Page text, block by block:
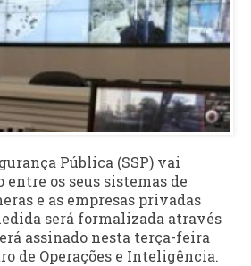
Pública (SSP) vai
os seus sistemas de
e as empresas privadas
será formalizada através
assinado nesta terça-feira
de Operações e Inteligência.